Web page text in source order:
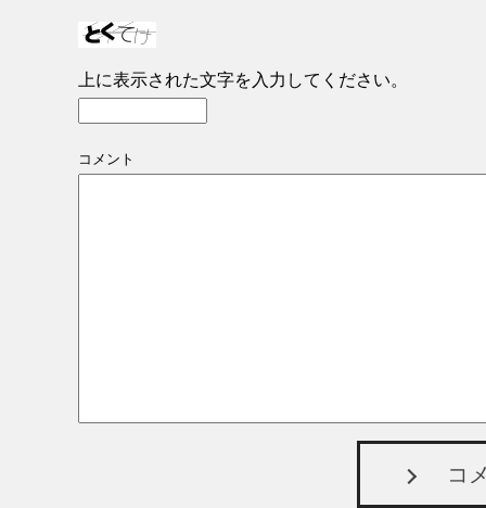
上に表示された文字を入力してください。
コメント
コ